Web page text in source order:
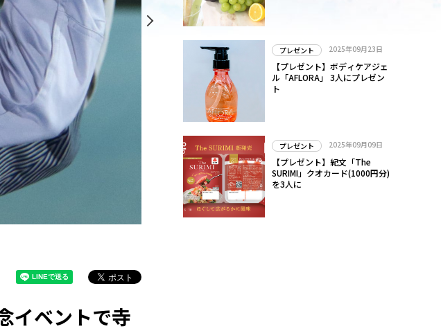
イベントで寺
プレゼント 2025年09月23日
【プレゼント】ボディケアジェ
ル「AFLORA」 3人にプレゼン
ト
プレゼント 2025年09月09日
【プレゼント】紀文「The
SURIMI」クオカード(1000円分)
を3人に